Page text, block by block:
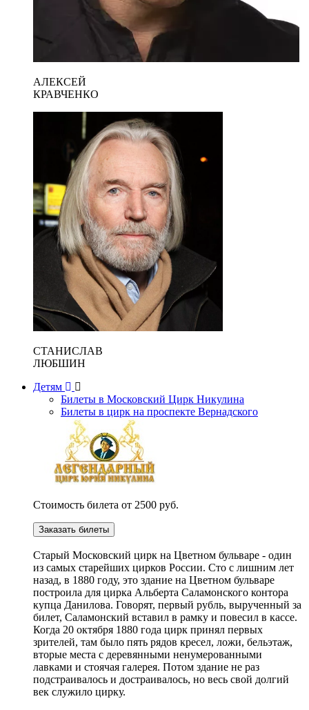
АЛЕКСЕЙ
КРАВЧЕНКО
СТАНИСЛАВ
ЛЮБШИН
Детям
Билеты в Московский Цирк Никулина
Билеты в цирк на проспекте Вернадского
Стоимость билета от 2500 руб.
Заказать билеты
Cтарый Московский цирк на Цветном бульваре - один
из самых старейших цирков России. Сто с лишним лет
назад, в 1880 году, это здание на Цветном бульваре
построила для цирка Альберта Саламонского контора
купца Данилова. Говорят, первый рубль, вырученный за
билет, Саламонский вставил в рамку и повесил в кассе.
Когда 20 октября 1880 года цирк принял первых
зрителей, там было пять рядов кресел, ложи, бельэтаж,
вторые места с деревянными ненумерованными
лавками и стоячая галерея. Потом здание не раз
подстраивалось и достраивалось, но весь свой долгий
век служило цирку.